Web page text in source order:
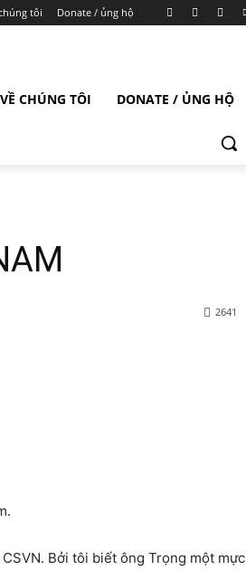
tôi Donate / ủng hộ
VỀ CHÚNG TÔI DONATE / ỦNG HỘ
2641
Bởi tôi biết ông Trọng một mực